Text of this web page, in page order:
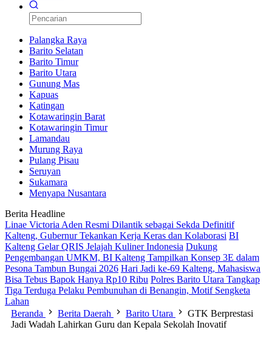
Palangka Raya
Barito Selatan
Barito Timur
Barito Utara
Gunung Mas
Kapuas
Katingan
Kotawaringin Barat
Kotawaringin Timur
Lamandau
Murung Raya
Pulang Pisau
Seruyan
Sukamara
Menyapa Nusantara
Berita Headline
Linae Victoria Aden Resmi Dilantik sebagai Sekda Definitif
Kalteng, Gubernur Tekankan Kerja Keras dan Kolaborasi BI
Kalteng Gelar QRIS Jelajah Kuliner Indonesia Dukung
Pengembangan UMKM, BI Kalteng Tampilkan Konsep 3E dalam
Pesona Tambun Bungai 2026 Hari Jadi ke-69 Kalteng, Mahasiswa
Bisa Tebus Bapok Hanya Rp10 Ribu Polres Barito Utara Tangkap
Tiga Terduga Pelaku Pembunuhan di Benangin, Motif Sengketa
Lahan
Beranda
Berita Daerah Barito Utara
GTK Berprestasi
Jadi Wadah Lahirkan Guru dan Kepala Sekolah Inovatif